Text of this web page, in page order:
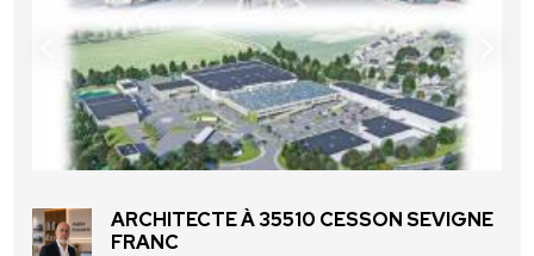
ARCHITECTE À 35510 CESSON SEVIGNE
FRANC